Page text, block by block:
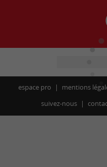
espace pro mentions
suivez-nous